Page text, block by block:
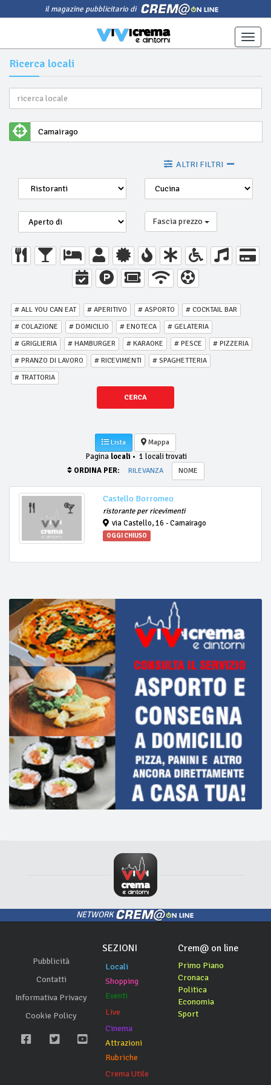
il magazine pubblicitario di
Toggle
Ricerca locali
ALTRI FILTRI
Fascia prezzo
# ALL YOU CAN EAT # APERITIVO # ASPORTO
# COCKTAIL BAR
# COLAZIONE
# DOMICILIO # ENOTECA
# GELATERIA
# GRIGLIERIA
# HAMBURGER # KARAOKE # PESCE
# PIZZERIA
# PRANZO DI LAVORO
# RICEVIMENTI
# SPAGHETTERIA
# TRATTORIA
CERCA
Lista Mappa
Pagina locali • 1 locali trovati
ORDINA PER:
RILEVANZA NOME
Castello Borromeo
ristorante per ricevimenti
via Castello, 16 - Camairago
OGGI CHIUSO
NETWORK
Pubblicità
Contatti
Informativa Privacy
Cookie Policy
SEZIONI
Locali
Shopping
Eventi
Live
Cinema
Attrazioni
Rubriche
Crema Utile
Crem@ on line
Primo Piano
Cronaca
Politica
Economia
Sport